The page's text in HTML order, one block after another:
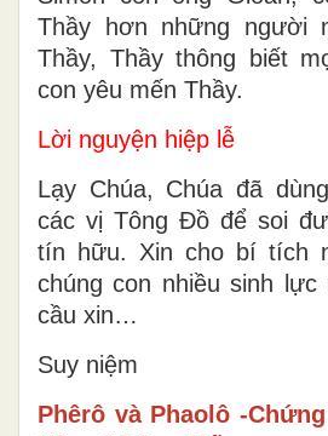
Thầy hơn những người
Thầy, Thầy thông biết
con yêu mến Thầy.
Lời nguyện hiệp lễ
Lạy Chúa, Chúa đã
các vị Tông Ðồ để soi
tín hữu. Xin cho bí tích
chúng con nhiều sinh lực
cầu xin…
Suy niệm
Phêrô và Phaolô -